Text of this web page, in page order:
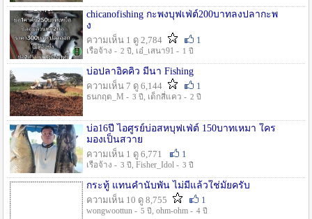
chicanofishing กะพงบุฟเฟ่ต์200บาทลงปลากะพ
ง
ความเห็น 1 ดู 2,784
1
เรือจ้าง - 2 ปี , เอ๋_เสนา91 - 1 ปี
บ่อปลาอิคคิว มีนา Fishing
ความเห็น 7 ดู 6,144
1
ธนกฤต_M - 3 ปี , เด็กสี่แคว - 2 ปี
บ่อ16ปี ไอศูรย์บ่อสหบุฟเฟ่ต์ 150บาทเหมา ใคร
มองเป็นสวาย
ความเห็น 1 ดู 6,771
1
เรือจ้าง - 3 ปี , Fisher_Idol - 3 ปี
กระทู้ แทนคำนับพัน ไม่มีแล้วใช่มั๊ยครับ
ความเห็น 10 ดู 8,755
1
wongwoottun - 5 ปี , ohm-ohm - 4 ปี